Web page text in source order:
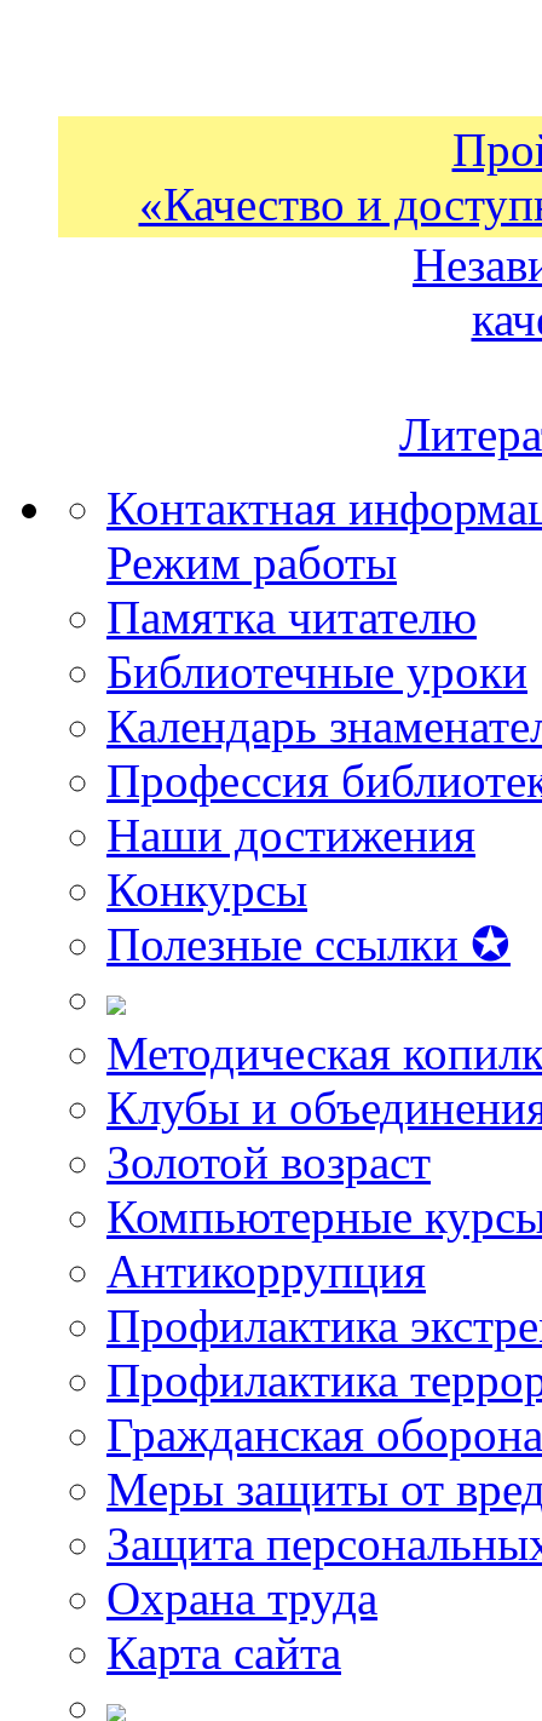
«Качество и
Контактная
Режим работы
Памятка читателю
Библиотечные уроки
Календарь
Профессия
Наши достижения
Конкурсы
Полезные ссылки ✪
Методическая
Клубы и
Золотой возраст
Компьютерные
Антикоррупция
Профилактика
Профилактика
Гражданская оборона
Меры защиты от
Защита
Охрана труда
Карта сайта